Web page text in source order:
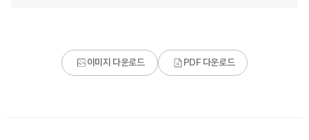
이미지 다운로드 PDF 다운로드